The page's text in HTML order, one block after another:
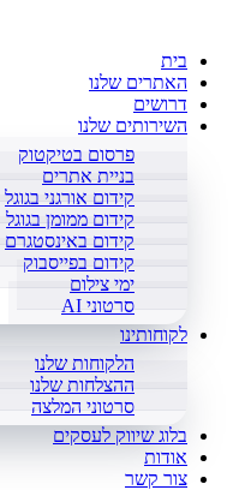
בית
האתרים שלנו
דרושים
השירותים שלנו
פרסום בטיקטוק
בניית אתרים
קידום אורגני בגוגל
קידום ממומן בגוגל
קידום באינסטגרם
קידום בפייסבוק
ימי צילום
סרטוני AI
לקוחותינו
הלקוחות שלנו
ההצלחות שלנו
סרטוני המלצה
בלוג שיווק לעסקים
אודות
צור קשר